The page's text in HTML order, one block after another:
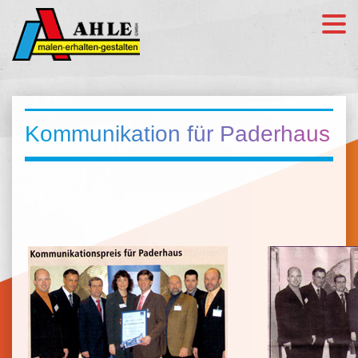
Kommunikation für Paderhaus